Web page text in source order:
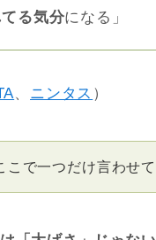
る気分になる」
、 ニンタス ）
こで一つだけ言わせて